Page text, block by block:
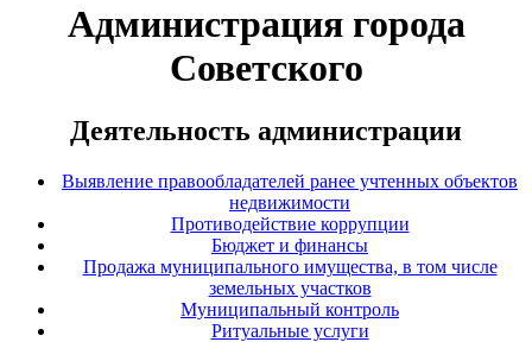
Администрация города
Советского
Деятельность администрации
Выявление правообладателей ранее учтенных объектов
недвижимости
Противодействие коррупции
Бюджет и финансы
Продажа муниципального имущества, в том числе
земельных участков
Муниципальный контроль
Ритуальные услуги